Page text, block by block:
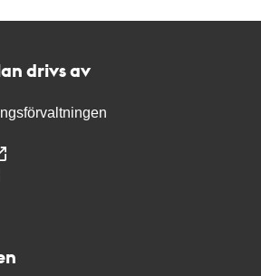
drivs av